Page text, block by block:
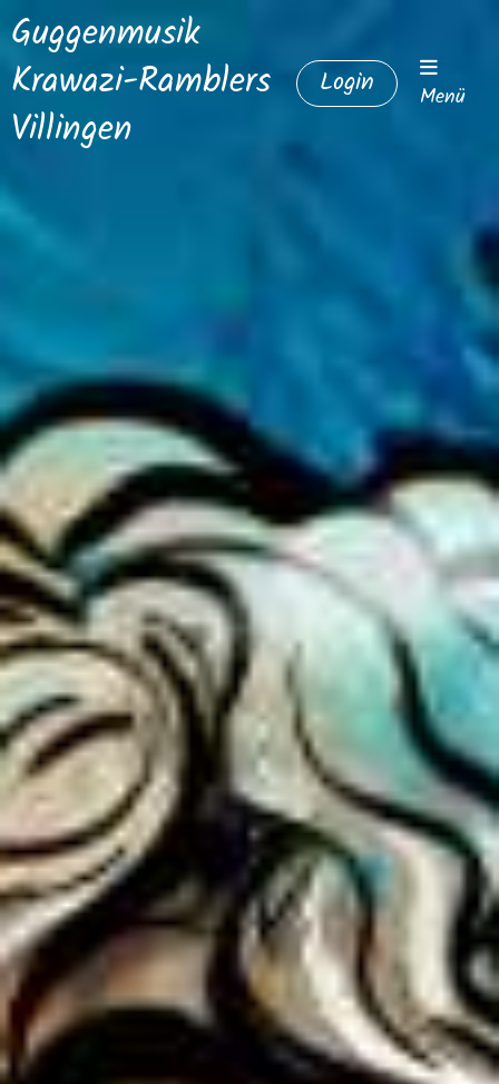
Guggenmusik
Krawazi-Ramblers
Villingen
Login Menü